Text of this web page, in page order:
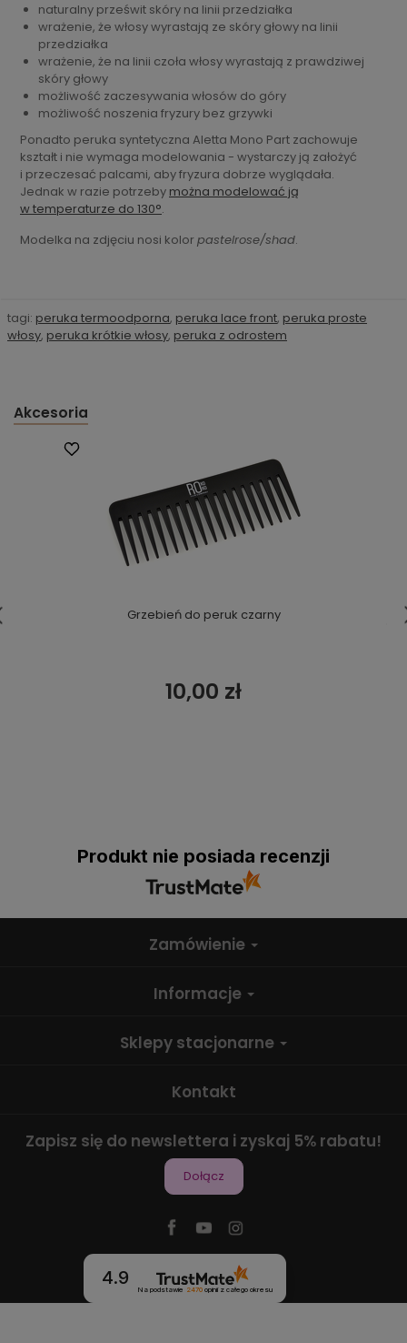
naturalny prześwit skóry na linii przedziałka
wrażenie, że włosy wyrastają ze skóry głowy na linii
przedziałka
wrażenie, że na linii czoła włosy wyrastają z prawdziwej
skóry głowy
możliwość zaczesywania włosów do góry
możliwość noszenia fryzury bez grzywki
Ponadto peruka syntetyczna Aletta Mono Part zachowuje
kształt i nie wymaga modelowania - wystarczy ją założyć
i przeczesać palcami, aby fryzura dobrze wyglądała.
Jednak w razie potrzeby można modelować ją
w temperaturze do 130°.
Modelka na zdjęciu nosi kolor pastelrose/shad.
tagi: peruka termoodporna, peruka lace front, peruka proste
włosy, peruka krótkie włosy, peruka z odrostem
Akcesoria
Grzebień do peruk czarny
10,00 zł
Produkt nie posiada recenzji
Zamówienie
Informacje
Sklepy stacjonarne
Kontakt
Zapisz się do newslettera i zyskaj 5% rabatu!
Dołącz
4.9
Na podstawie 2470opinii z całego okresu